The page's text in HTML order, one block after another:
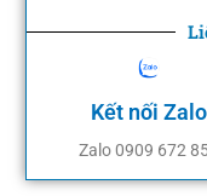
Kết nối Zalo
Zalo 0909 672